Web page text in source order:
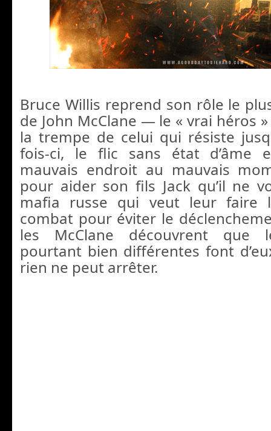
Bruce Willis reprend son rôle le
de John McClane — le « vrai héros
la trempe de celui qui résiste
fois-ci, le flic sans état d’âme
mauvais endroit au mauvais
pour aider son fils Jack qu’il ne
mafia russe qui veut leur faire
combat pour éviter le
les McClane découvrent que
pourtant bien différentes font
rien ne peut arrêter.